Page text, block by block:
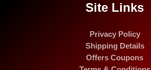
Site Links
Privacy Policy
Shipping Details
Offers Coupons